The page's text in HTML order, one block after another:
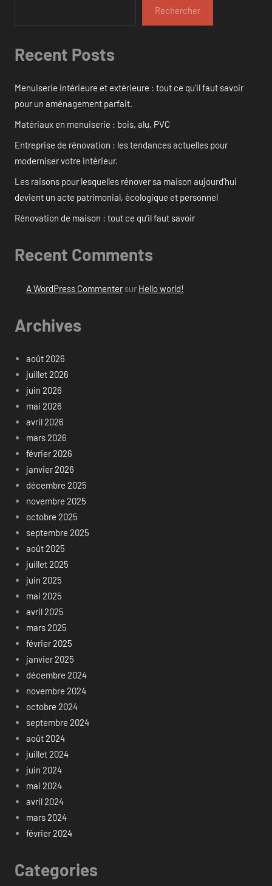
Rechercher
Recent Posts
Menuiserie intérieure et extérieure : tout ce qu’il faut savoir
pour un aménagement parfait.
Matériaux en menuiserie : bois, alu, PVC
Entreprise de rénovation : les tendances actuelles pour
moderniser votre intérieur.
Les raisons pour lesquelles rénover sa maison aujourd’hui
devient un acte patrimonial, écologique et personnel
Rénovation de maison : tout ce qu’il faut savoir
Recent Comments
A WordPress Commentersur Hello world!
Archives
août 2026
juillet 2026
juin 2026
mai 2026
avril 2026
mars 2026
février 2026
janvier 2026
décembre 2025
novembre 2025
octobre 2025
septembre 2025
août 2025
juillet 2025
juin 2025
mai 2025
avril 2025
mars 2025
février 2025
janvier 2025
décembre 2024
novembre 2024
octobre 2024
septembre 2024
août 2024
juillet 2024
juin 2024
mai 2024
avril 2024
mars 2024
février 2024
Categories